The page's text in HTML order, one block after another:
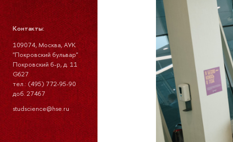
Контакты:
109074, Москва, АУК
"Покровский бульвар"
Покровский б-р, д. 11
G627
тел.: (495) 772-95-90
доб. 27467
studscience@hse.ru